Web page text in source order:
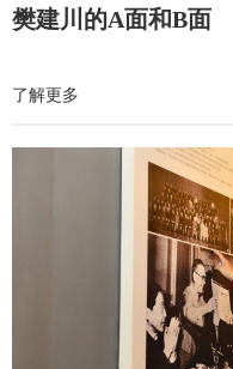
樊建川的A面和B面
了解更多